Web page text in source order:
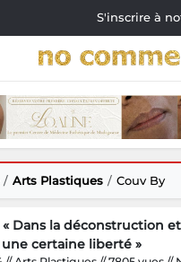
S'inscrire à
Arts Plastiques Couv By
« Dans la déconstruction
certaine liberté »